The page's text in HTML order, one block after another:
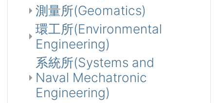
測量所(Geomatics)
環工所(Environmental
Engineering)
系統所(Systems and
Naval Mechatronic
Engineering)